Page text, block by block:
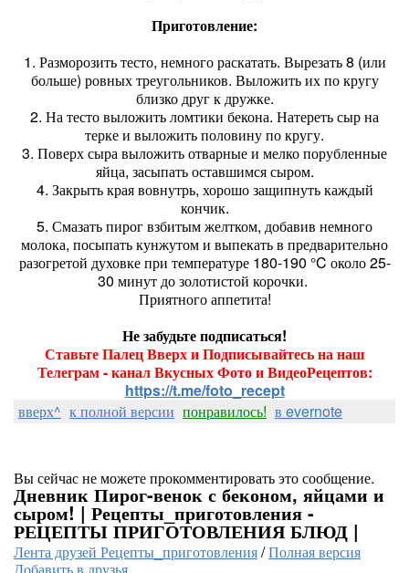
Приготовление:
1. Разморозить тесто, немного раскатать. Вырезать 8 (или
больше) ровных треугольников. Выложить их по кругу
близко друг к дружке.
2. На тесто выложить ломтики бекона. Натереть сыр на
терке и выложить половину по кругу.
3. Поверх сыра выложить отварные и мелко порубленные
яйца, засыпать оставшимся сыром.
4. Закрыть края вовнутрь, хорошо защипнуть каждый
кончик.
5. Смазать пирог взбитым желтком, добавив немного
молока, посыпать кунжутом и выпекать в предварительно
разогретой духовке при температуре 180-190 °C около 25-
30 минут до золотистой корочки.
Приятного аппетита!
Не забудьте подписаться!
Ставьте Палец Вверх и Подписывайтесь на наш
Телеграм - канал Вкусных Фото и ВидеоРецептов:
https://t.me/foto_recept
вверх^ к полной версии понравилось! в evernote
Вы сейчас не можете прокомментировать это сообщение.
Дневник Пирог-венок с беконом, яйцами и
сыром! | Рецепты_приготовления -
РЕЦЕПТЫ ПРИГОТОВЛЕНИЯ БЛЮД |
Лента друзей Рецепты_приготовления/Полная версия